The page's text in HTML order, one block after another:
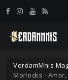
VerdamMnis
Morlocks -
Panneau de